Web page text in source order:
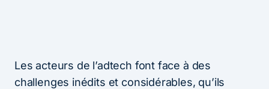
Les acteurs de l’adtech font face à des
challenges inédits et considérables, qu’ils